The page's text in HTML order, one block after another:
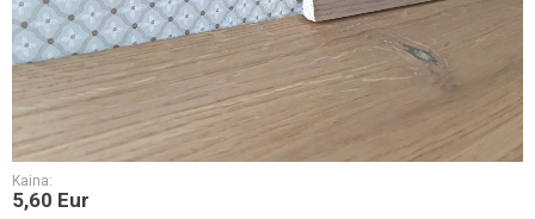
Kaina:
5,60 Eur